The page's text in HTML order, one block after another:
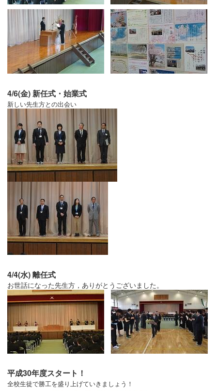
4/6(金) 新任式・始業式
新しい先生方との出会い
4/4(水) 離任式
お世話になった先生方，ありがとうございました。
平成30年度スタート！
全校生徒で勝工を盛り上げていきましょう！